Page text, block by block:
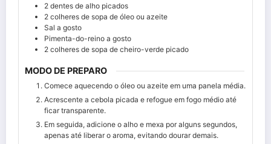
2 dentes de alho picados
2 colheres de sopa de óleo ou azeite
Sal a gosto
Pimenta-do-reino a gosto
2 colheres de sopa de cheiro-verde picado
MODO DE PREPARO
Comece aquecendo o óleo ou azeite em uma panela média.
Acrescente a cebola picada e refogue em fogo médio até
ficar transparente.
Em seguida, adicione o alho e mexa por alguns segundos,
apenas até liberar o aroma, evitando dourar demais.